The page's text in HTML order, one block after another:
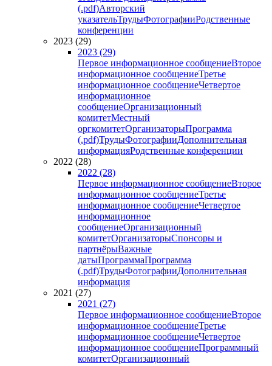
(.pdf)Авторский
указательТрудыФотографииРодственные
конференции
2023 (29)
2023 (29)
Первое информационное сообщениеВторое
информационное сообщениеТретье
информационное сообщениеЧетвертое
информационное
сообщениеОрганизационный
комитетМестный
оргкомитетОрганизаторыПрограмма
(.pdf)ТрудыФотографииДополнительная
информацияРодственные конференции
2022 (28)
2022 (28)
Первое информационное сообщениеВторое
информационное сообщениеТретье
информационное сообщениеЧетвертое
информационное
сообщениеОрганизационный
комитетОрганизаторыСпонсоры и
партнёрыВажные
датыПрограммаПрограмма
(.pdf)ТрудыФотографииДополнительная
информация
2021 (27)
2021 (27)
Первое информационное сообщениеВторое
информационное сообщениеТретье
информационное сообщениеЧетвертое
информационное сообщениеПрограммный
комитетОрганизационный